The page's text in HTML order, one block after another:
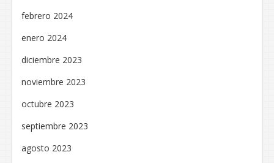
febrero 2024
enero 2024
diciembre 2023
noviembre 2023
octubre 2023
septiembre 2023
agosto 2023